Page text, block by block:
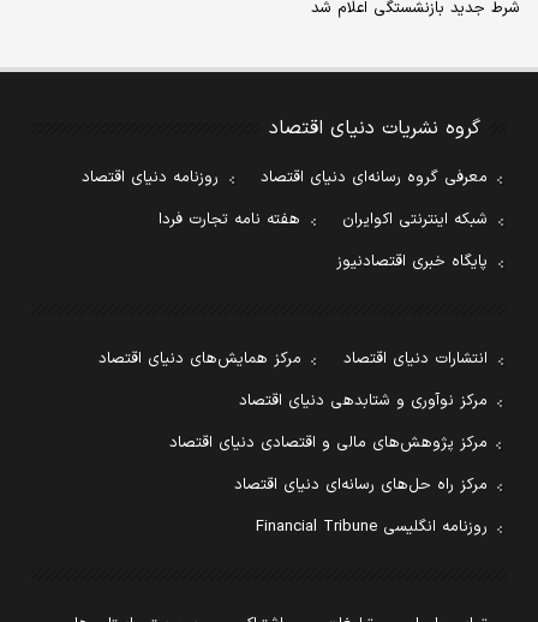
شرط جدید بازنشستگی اعلام شد
گروه نشریات دنیای اقتصاد
معرفی گروه رسانه‌ای دنیای اقتصاد
روزنامه دنیای اقتصاد
شبکه اینترنتی اکوایران
هفته نامه تجارت فردا
پایگاه خبری اقتصادنیوز
انتشارات دنیای اقتصاد
مرکز همایش‌های دنیای اقتصاد
مرکز نوآوری و شتابدهی دنیای اقتصاد
مرکز پژوهش‌های مالی و اقتصادی دنیای اقتصاد
مرکز راه حل‌های رسانه‌ای دنیای اقتصاد
روزنامه انگلیسی Financial Tribune